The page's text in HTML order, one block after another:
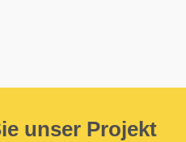
unser Projekt